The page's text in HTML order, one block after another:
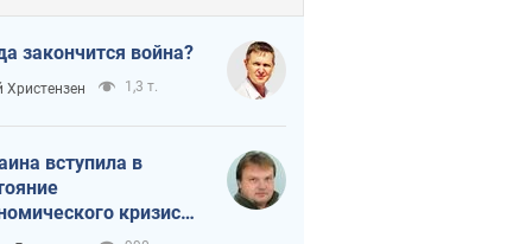
закончится война?
Христензен 1,3 т.
вступила в
кризиса.
ли свет в конце